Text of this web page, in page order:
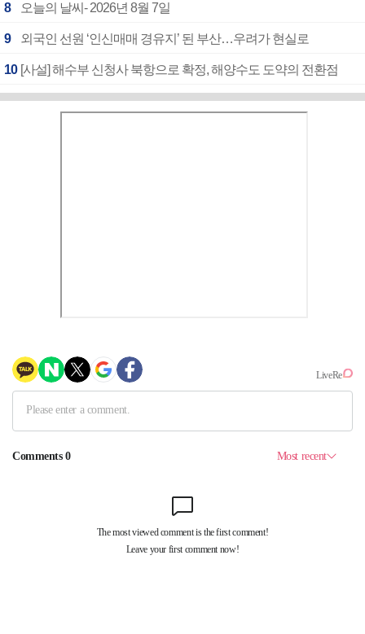
8 오늘의 날씨- 2026년 8월 7일
9 외국인 선원 ‘인신매매 경유지’ 된 부산…우려가 현실로
10 [사설] 해수부 신청사 북항으로 확정, 해양수도 도약의 전환점